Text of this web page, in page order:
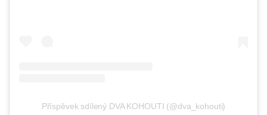
Příspěvek sdílený DVA KOHOUTI (@dva_kohouti)